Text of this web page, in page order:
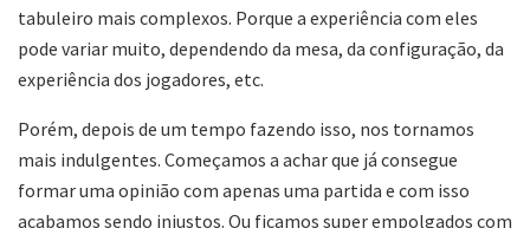
tabuleiro mais complexos. Porque a experiência com eles
pode variar muito, dependendo da mesa, da configuração, da
experiência dos jogadores, etc.
Porém, depois de um tempo fazendo isso, nos tornamos
mais indulgentes. Começamos a achar que já consegue
formar uma opinião com apenas uma partida e com isso
acabamos sendo injustos. Ou ficamos super empolgados com